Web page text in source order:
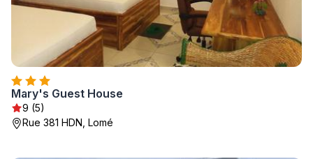
Mary's Guest House
9 (5)
Rue 381 HDN, Lomé